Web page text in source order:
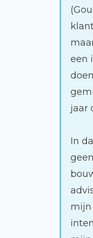
een
jaar
In
mijn